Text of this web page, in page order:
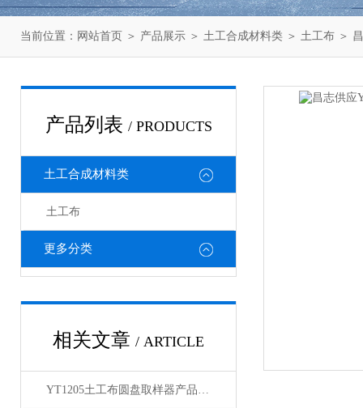
当前位置： 网站首页 ＞ 产品展示 ＞ 土工合成材料类 ＞ 土工布 ＞
产品列表 / PRODUCTS
土工合成材料类
土工布
更多分类
相关文章 / ARTICLE
YT1205土工布圆盘取样器产品展示